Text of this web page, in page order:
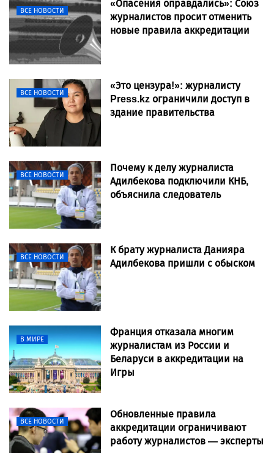
ВСЕ НОВОСТИ
«Опасения оправдались»: Союз
журналистов просит отменить
новые правила аккредитации
ВСЕ НОВОСТИ
«Это цензура!»: журналисту
Press.kz ограничили доступ в
здание правительства
ВСЕ НОВОСТИ
Почему к делу журналиста
Адилбекова подключили КНБ,
объяснила следователь
ВСЕ НОВОСТИ
К брату журналиста Данияра
Адилбекова пришли с обыском
В МИРЕ
Франция отказала многим
журналистам из России и
Беларуси в аккредитации на
Игры
ВСЕ НОВОСТИ
Обновленные правила
аккредитации ограничивают
работу журналистов — эксперты